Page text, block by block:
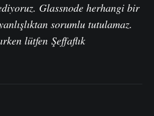
Glassnode herhangi bir
sorumlu tutulamaz.
lütfen Şeffaflık